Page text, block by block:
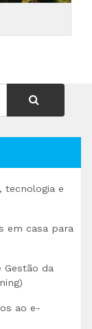
tecnologia e
em casa para
Gestão da
ao e-